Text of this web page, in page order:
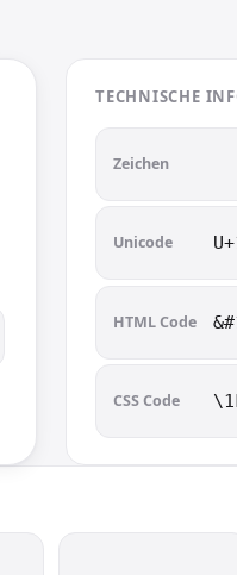
TECHNISCHE
Zeichen
Unicode
HTML Code
CSS Code